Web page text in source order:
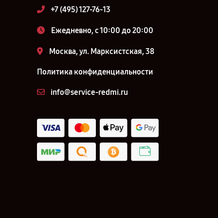
+7 (495) 127-76-13
Ежедневно, с 10:00 до 20:00
Москва, ул. Марксистская, 38
Политика конфиденциальности
info@service-redmi.ru